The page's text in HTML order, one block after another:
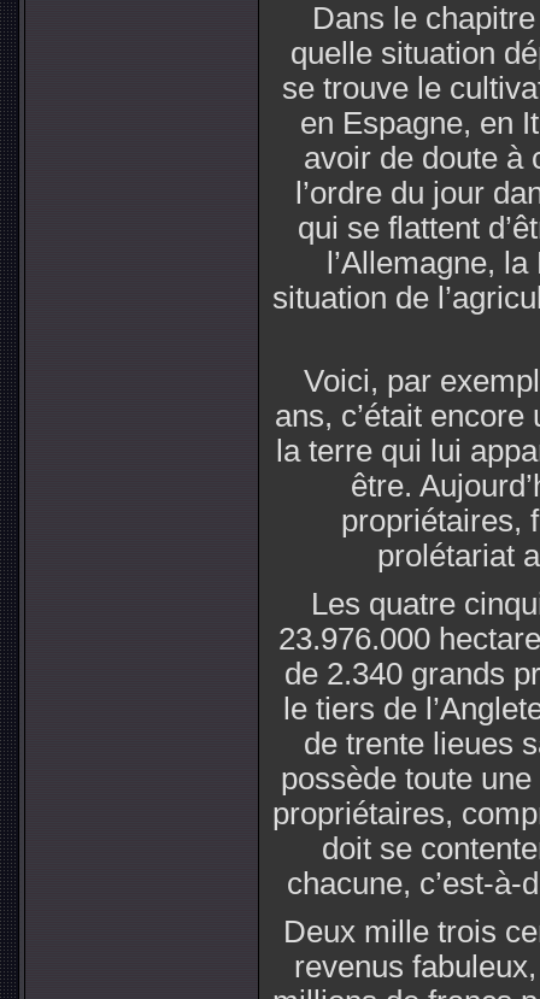
Dans le
quelle situation
se trouve le
en Espagne, en
avoir de doute à
l’ordre du jour
qui se flattent
l’Allemagne,
situation de
Voici, par
ans, c’était encore
la terre qui lui
être.
propriétaires,
prolétariat
Les quatre
23.976.000
de 2.340 grands
le tiers de
de trente lieues
possède toute
propriétaires,
doit se
chacune, c’est-
Deux mille trois
revenus